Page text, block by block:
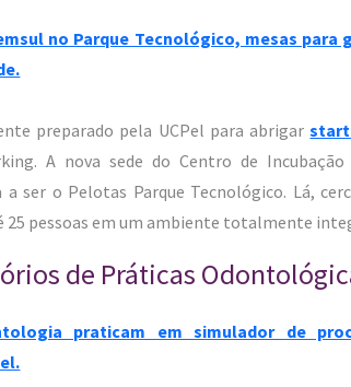
preparado pela UCPel para abrigar
A nova sede do Centro de Incubação
a ser o Pelotas Parque Tecnológico. Lá,
25 pessoas em um ambiente totalmente
de Práticas